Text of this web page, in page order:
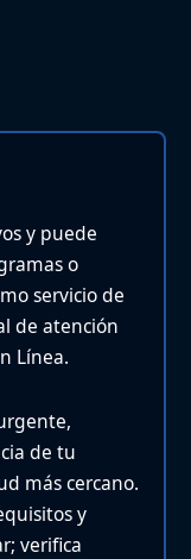
y puede
o
servicio de
de atención
Línea.
de tu
más cercano.
y
verifica